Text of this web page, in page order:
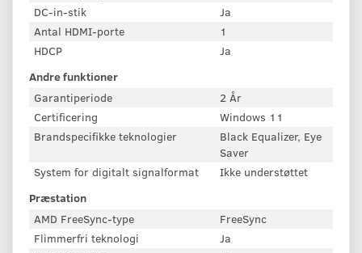
DC-in-stik
Ja
Antal HDMI-porte
1
HDCP
Ja
Andre funktioner
Garantiperiode
2 År
Certificering
Windows 11
Brandspecifikke teknologier
Black Equalizer, Eye
Saver
System for digitalt signalformat
Ikke understøttet
Præstation
AMD FreeSync-type
FreeSync
Flimmerfri teknologi
Ja